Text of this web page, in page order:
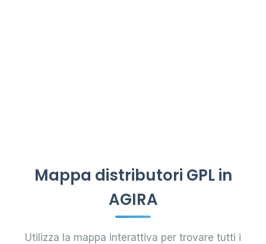
Mappa distributori GPL in
AGIRA
Utilizza la mappa interattiva per trovare tutti i